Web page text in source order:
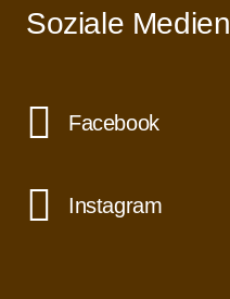
Soziale Medien
Facebook
Instagram